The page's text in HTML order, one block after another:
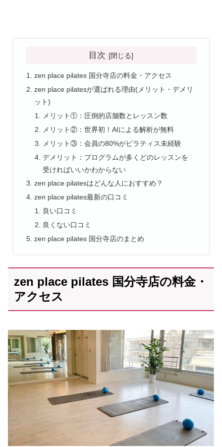
目次
zen place pilates 国分寺店の料金・アクセス
zen place pilatesが選ばれる理由(メリット・デメリ
ット)
メリット①：圧倒的店舗数とレッスン数
メリット②：世界初！AIによる解析が無料
メリット③：会員の80%がピラティス未経験
デメリット：プログラムが多くどのレッスンを
受ければいいかわからない
zen place pilatesはどんな人におすすめ？
zen place pilates最新の口コミ
良い口コミ
良くない口コミ
zen place pilates 国分寺店のまとめ
zen place pilates 国分寺店の料金・
アクセス